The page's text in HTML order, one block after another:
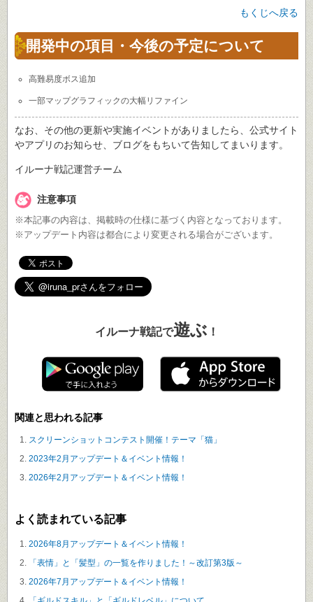
もくじへ戻る
開発中の項目・今後の予定について
高難易度ボス追加
一部マップグラフィックの大幅リファイン
なお、その他の更新や実施イベントがありましたら、公式サイト
やアプリのお知らせ、ブログをもちいて告知してまいります。
イルーナ戦記運営チーム
注意事項
※本記事の内容は、掲載時の仕様に基づく内容となっております。
※アップデート内容は都合により変更される場合がございます。
イルーナ戦記で遊ぶ ！
関連と思われる記事
スクリーンショットコンテスト開催！テーマ「猫」
2023年2月アップデート＆イベント情報！
2026年2月アップデート＆イベント情報！
よく読まれている記事
2026年8月アップデート＆イベント情報！
「表情」と「髪型」の一覧を作りました！～改訂第3版～
2026年7月アップデート＆イベント情報！